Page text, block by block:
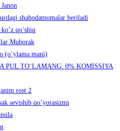
shahodatnomalar beriladi
qo’shiq
Muborak
(o’ylama mani)
PUL TO‘LAMANG: 0% KOMISSIYA
rost 2
sevishib qo’yorasizmi